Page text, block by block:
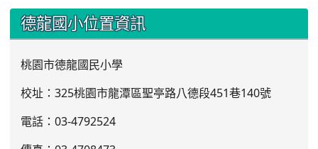
::: 德龍國小位置資訊
桃園市德龍國民小學
校址：325桃園市龍潭區聖亭路八德段451巷140號
電話：03-4792524